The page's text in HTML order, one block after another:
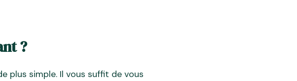
?
plus simple. Il vous suffit de vous